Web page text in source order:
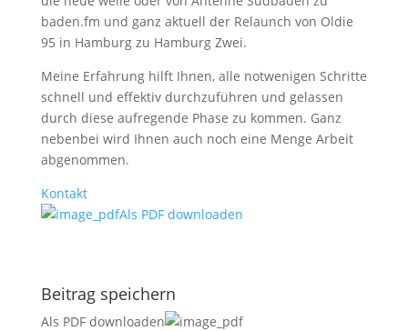
baden.fm und ganz aktuell der Relaunch von Oldie
95 in Hamburg zu Hamburg Zwei.
Meine Erfahrung hilft Ihnen, alle notwenigen Schritte
schnell und effektiv durchzuführen und gelassen
durch diese aufregende Phase zu kommen. Ganz
nebenbei wird Ihnen auch noch eine Menge Arbeit
abgenommen.
Kontakt
Als PDF downloaden
Beitrag speichern
Als PDF downloaden